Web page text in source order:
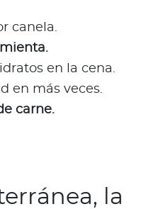
canela.
en la cena.
en más veces.
carne.
la